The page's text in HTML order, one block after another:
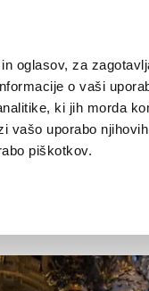
oglasov, za
o vaši
ki jih morda
vašo uporabo
piškotkov.
GORIŠKA
noč